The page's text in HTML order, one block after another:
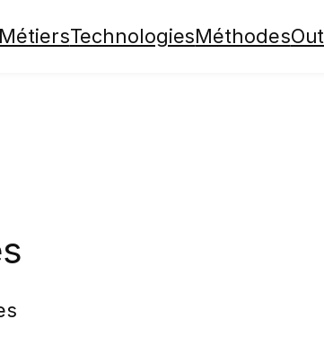
MétiersTechnologiesMéthodes